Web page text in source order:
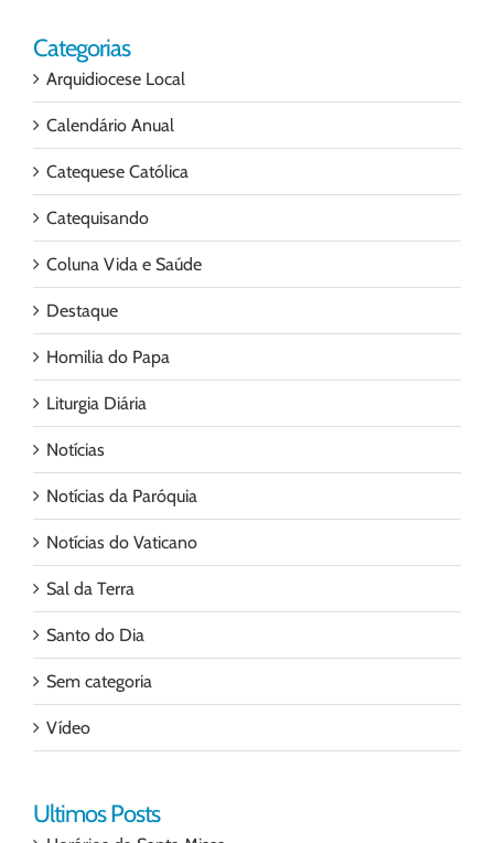
Categorias
Arquidiocese Local
Calendário Anual
Catequese Católica
Catequisando
Coluna Vida e Saúde
Destaque
Homilia do Papa
Liturgia Diária
Notícias
Notícias da Paróquia
Notícias do Vaticano
Sal da Terra
Santo do Dia
Sem categoria
Vídeo
Ultimos Posts